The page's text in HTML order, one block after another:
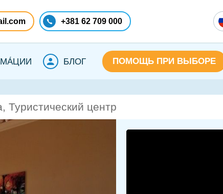
+381 62 709 000
БЛОГ ПОМОЩЬ ПРИ ВЫБОРЕ
Туристический центр